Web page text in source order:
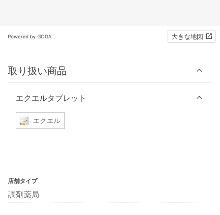
Powered by GOGA 大きな地図
取り扱い商品
エクエルタブレット
エクエル
店舗タイプ
調剤薬局